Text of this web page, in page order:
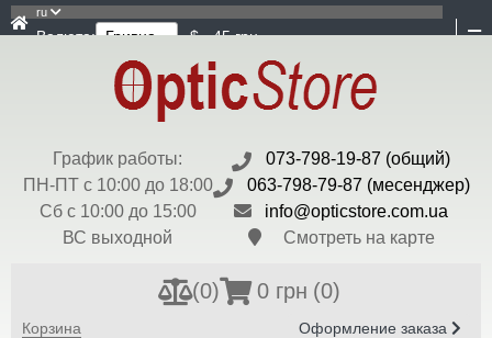
ru
Валюта: $ - 45 грн
График работы:
ПН-ПТ с 10:00 до 18:00
Сб с 10:00 до 15:00
ВС выходной
073-798-19-87 (общий)
063-798-79-87 (месенджер)
info@opticstore.com.ua
Смотреть на карте
(0) 0 грн (0)
Корзина Оформление заказа